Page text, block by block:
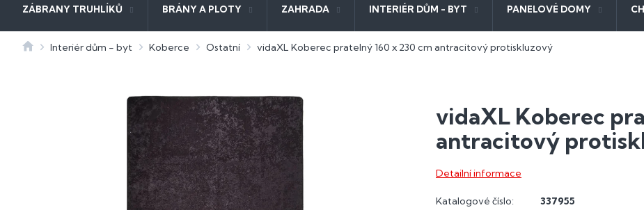
ZÁBRANY TRUHLÍKŮ BRÁNY A PLOTY ZAHRADA INTERIÉR DŮM - BYT PANELOVÉ DOMY
DomůInteriér dům - byt Koberce Ostatní vidaXL Koberec pratelný 160 x 230 cm antracitový protiskluzový
vidaXL Koberec
antracitový
Detailní informace
Katalogové číslo:
337955